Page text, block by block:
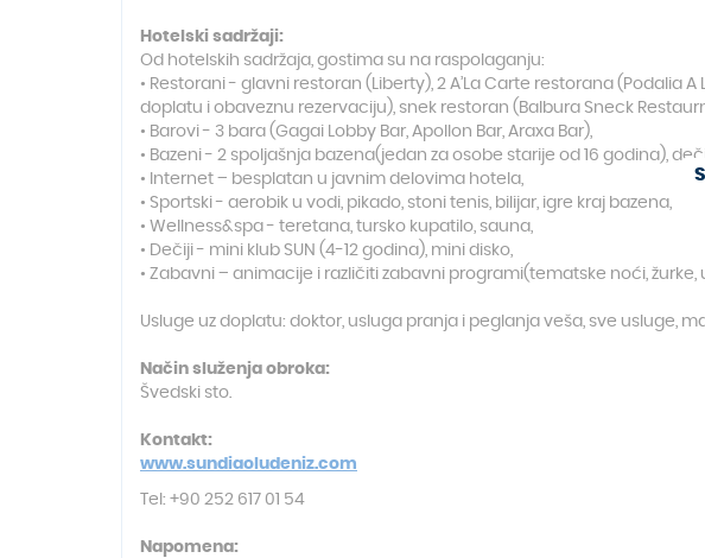
Hotelski sadržaji:
Od hotelskih sadržaja, gostima su na raspolaganju:
• Restorani - glavni restoran (Liberty), 2 A’La Carte restorana (Podalia
doplatu i obaveznu rezervaciju), snek restoran (Balbura Sneck
• Barovi - 3 bara (Gagai Lobby Bar, Apollon Bar, Araxa Bar),
• Bazeni - 2 spoljašnja bazena(jedan za osobe starije od 16 godina),
• Internet – besplatan u javnim delovima hotela,
• Sportski - aerobik u vodi, pikado, stoni tenis, bilijar, igre kraj bazena,
• Wellness&spa - teretana, tursko kupatilo, sauna,
• Dečiji - mini klub SUN (4-12 godina), mini disko,
• Zabavni – animacije i različiti zabavni programi(tematske noći, žurke,
Usluge uz doplatu: doktor, usluga pranja i peglanja veša, sve usluge,
Način služenja obroka:
Švedski sto.
Kontakt:
www.sundiaoludeniz.com
Tel: +90 252 617 01 54
Napomena: